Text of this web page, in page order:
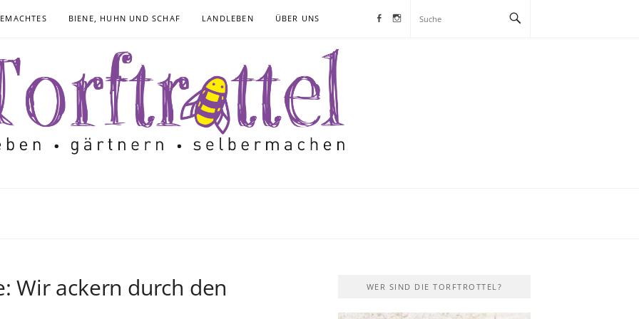
BIENE, HUHN UND SCHAF LANDLEBEN ÜBER UNS Facebook
Instagram
Wir ackern durch den
WER SIND DIE TORFTROTTEL?